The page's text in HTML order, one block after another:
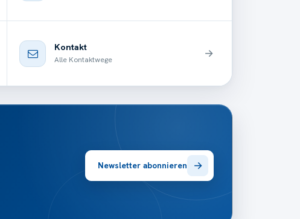
Kontakt
Alle Kontaktwege →
Newsletter abonnieren →